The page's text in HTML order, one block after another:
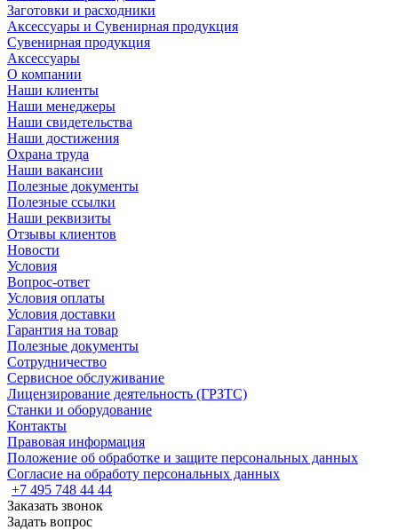
Заготовки и расходники
Аксессуары и Сувенирная продукция
Сувенирная продукция
Аксессуары
О компании
Наши клиенты
Наши менеджеры
Наши свидетельства
Наши достижения
Охрана труда
Наши вакансии
Полезные документы
Полезные ссылки
Наши реквизиты
Отзывы клиентов
Новости
Условия
Вопрос-ответ
Условия оплаты
Условия доставки
Гарантия на товар
Полезные документы
Сотрудничество
Сервисное обслуживание
Лицензирование деятельность (ГРЗТС)
Станки и оборудование
Контакты
Правовая информация
Положение об обработке и защите персональных данных
Согласие на обработу персональных данных
+7 495 748 44 44
Заказать звонок
Задать вопрос